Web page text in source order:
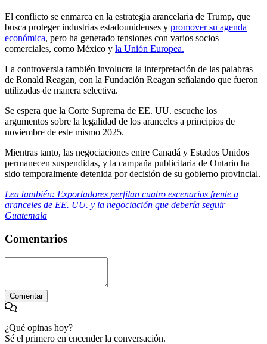
El conflicto se enmarca en la estrategia arancelaria de Trump, que
busca proteger industrias estadounidenses y promover su agenda
económica, pero ha generado tensiones con varios socios
comerciales, como México y la Unión Europea.
La controversia también involucra la interpretación de las palabras
de Ronald Reagan, con la Fundación Reagan señalando que fueron
utilizadas de manera selectiva.
Se espera que la Corte Suprema de EE. UU. escuche los
argumentos sobre la legalidad de los aranceles a principios de
noviembre de este mismo 2025.
Mientras tanto, las negociaciones entre Canadá y Estados Unidos
permanecen suspendidas, y la campaña publicitaria de Ontario ha
sido temporalmente detenida por decisión de su gobierno provincial.
Lea también: Exportadores perfilan cuatro escenarios frente a
aranceles de EE. UU. y la negociación que debería seguir
Guatemala
Comentarios
Comentar
¿Qué opinas hoy?
Sé el primero en encender la conversación.